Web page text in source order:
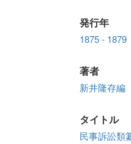
発行年
1875 - 1879
著者
新井隆存編
タイトル
民事訴訟類